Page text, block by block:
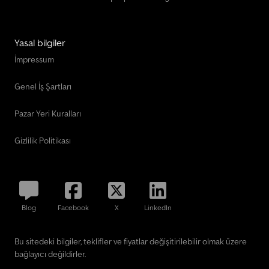
Yasal bilgiler
İmpressum
Genel İş Şartları
Pazar Yeri Kuralları
Gizlilik Politikası
Blog Facebook X LinkedIn
Bu sitedeki bilgiler, teklifler ve fiyatlar değişitirilebilir olmak üzere
bağlayıcı değildirler.